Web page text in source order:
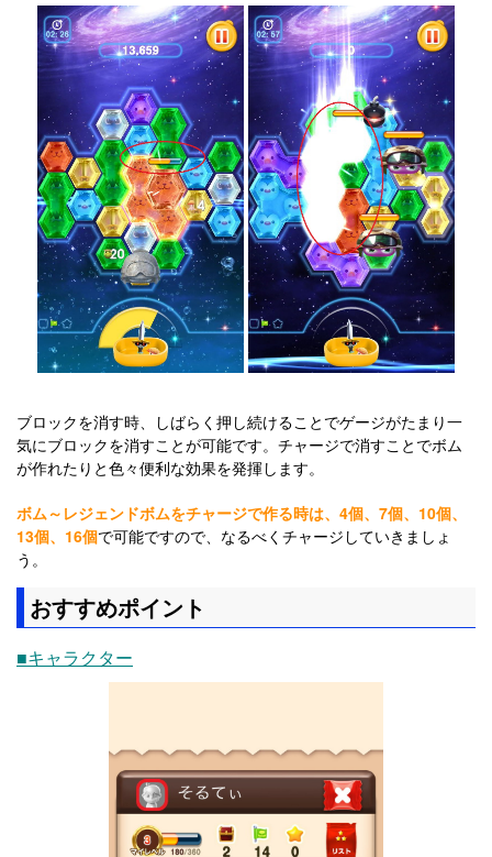
ブロックを消す時、しばらく押し続けることでゲージがたまり一
気にブロックを消すことが可能です。チャージで消すことでボム
が作れたりと色々便利な効果を発揮します。
ボム～レジェンドボムをチャージで作る時は、4個、7個、10個、
13個、16個で可能ですので、なるべくチャージしていきましょ
う。
おすすめポイント
■キャラクター